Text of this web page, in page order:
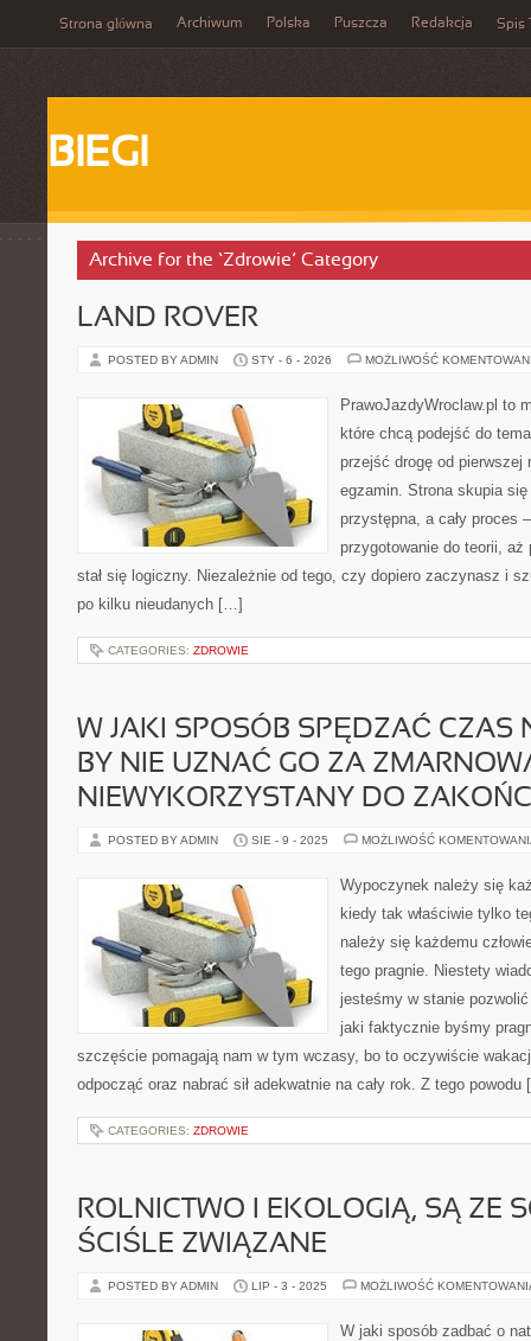
Strona główna Archiwum Polska Puszcza Redakcja Spis
BIEGI
Archive for the ‘Zdrowie’ Category
LAND ROVER
POSTED BY ADMIN STY - 6 - 2026 MOŻLIWOŚĆ
PrawoJazdyWroclaw.pl to
które chcą podejść do
przejść drogę od
egzamin. Strona skupia
przystępna, a cały proces
przygotowanie do teorii,
stał się logiczny. Niezależnie od tego, czy dopiero zaczynasz i
po kilku nieudanych […]
CATEGORIES: ZDROWIE
W JAKI SPOSÓB SPĘDZAĆ CZAS
BY NIE UZNAĆ GO ZA
NIEWYKORZYSTANY DO
POSTED BY ADMIN SIE - 9 - 2025 MOŻLIWOŚĆ
Wypoczynek należy się
kiedy tak właściwie tylko
należy się każdemu
tego pragnie. Niestety
jesteśmy w stanie
jaki faktycznie byśmy
szczęście pomagają nam w tym wczasy, bo to oczywiście
odpocząć oraz nabrać sił adekwatnie na cały rok. Z tego
CATEGORIES: ZDROWIE
ROLNICTWO I EKOLOGIĄ, SĄ ZE
ŚCIŚLE ZWIĄZANE
POSTED BY ADMIN LIP - 3 - 2025 MOŻLIWOŚĆ
W jaki sposób zadbać o